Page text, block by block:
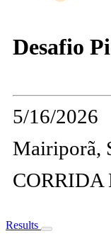
Desafio
5/16/2026
Mairiporã,
CORRIDA
Results